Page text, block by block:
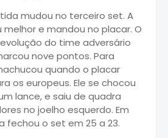
mudou no terceiro set. A
e mandou no placar. O
do time adversário
nove pontos. Para
quando o placar
os europeus. Ele se chocou
lance, e saiu de quadra
no joelho esquerdo. Em
fechou o set em 25 a 23.